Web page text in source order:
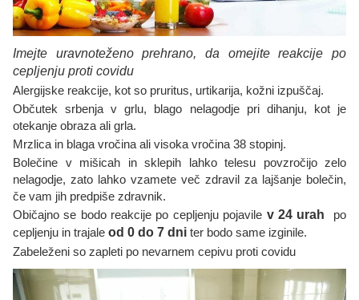
Imejte uravnoteženo prehrano, da omejite reakcije po
cepljenju proti covidu
Alergijske reakcije, kot so pruritus, urtikarija, kožni izpuščaj.
Občutek srbenja v grlu, blago nelagodje pri dihanju, kot je
otekanje obraza ali grla.
Mrzlica in blaga vročina ali visoka vročina 38 stopinj.
Bolečine v mišicah in sklepih lahko telesu povzročijo zelo
nelagodje, zato lahko vzamete več zdravil za lajšanje bolečin,
če vam jih predpiše zdravnik.
Običajno se bodo reakcije po cepljenju pojavile v 24 urah po
cepljenju in trajale od 0 do 7 dni ter bodo same izginile.
Zabeleženi so zapleti po nevarnem cepivu proti covidu